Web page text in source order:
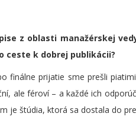
z oblasti manažérskej
ceste k dobrej publikácii?
finálne prijatie sme prešli
ale féroví – a každé ich
je štúdia, ktorá sa dostala do